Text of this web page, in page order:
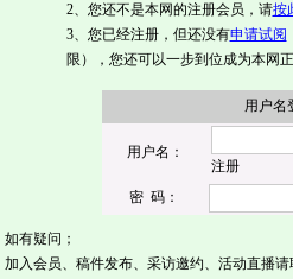
2、您还不是本网的注册会员，请按
3、您已经注册，但还没有申请试阅
限），您还可以一步到位成为本网
用户名
用户名：
注册
密 码：
如有疑问；
加入会员、稿件发布、采访邀约、活动直播请